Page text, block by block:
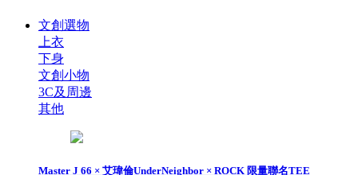
文創選物
上衣
下身
文創小物
3C及周邊
其他
Master J 66 × 艾瑋倫UnderNeighbor × ROCK 限量聯名TEE